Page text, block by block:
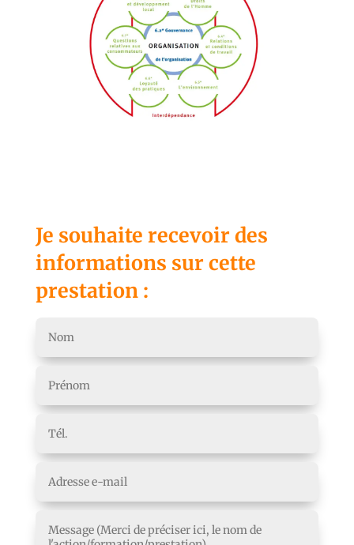
Je souhaite recevoir des
informations sur cette
prestation :